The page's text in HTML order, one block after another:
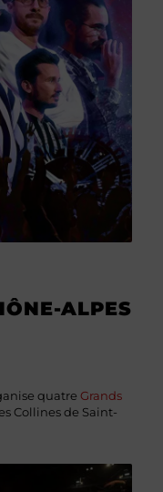
ALPES
quatre Grands
Collines de Saint-